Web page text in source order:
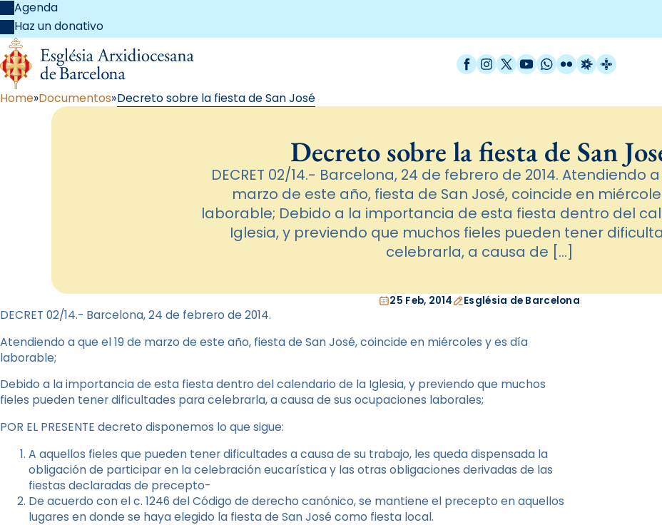
Agenda
Haz un donativo
Facebook
Instagram
X / Twitter
YouTube
WhatsApp
FlickrRadio Estel
Home Documentos Decreto sobre la fiesta de San José
Decreto sobre la fiesta de San
DECRET 02/14.- Barcelona, 24 de febrero de 2014. Atendiendo
marzo de este año, fiesta de San José, coincide en
laborable; Debido a la importancia de esta fiesta dentro del
Iglesia, y previendo que muchos fieles pueden tener
celebrarla, a causa de […]
25 Feb, 2014 Església de Barcelona
DECRET 02/14.- Barcelona, 24 de febrero de 2014.
Atendiendo a que el 19 de marzo de este año, fiesta de San José, coincide en miércoles y es día
laborable;
Debido a la importancia de esta fiesta dentro del calendario de la Iglesia, y previendo que muchos
fieles pueden tener dificultades para celebrarla, a causa de sus ocupaciones laborales;
POR EL PRESENTE decreto disponemos lo que sigue:
A aquellos fieles que pueden tener dificultades a causa de su trabajo, les queda dispensada la
obligación de participar en la celebración eucarística y las otras obligaciones derivadas de las
fiestas declaradas de precepto-
De acuerdo con el c. 1246 del Código de derecho canónico, se mantiene el precepto en aquellos
lugares en donde se haya elegido la fiesta de San José como fiesta local.